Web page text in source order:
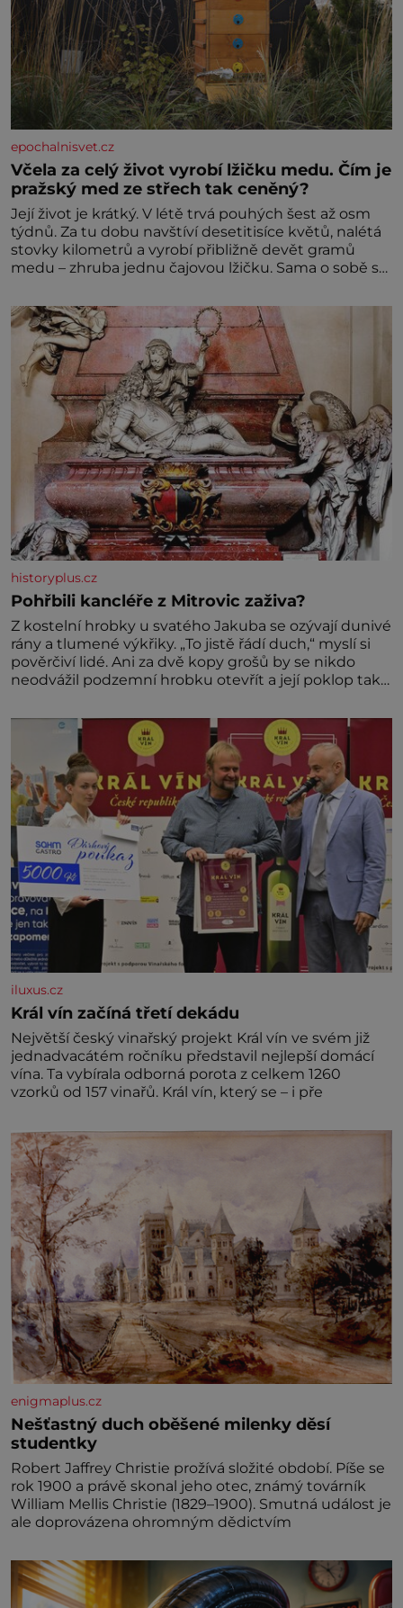
epochalnisvet.cz
Včela za celý život vyrobí lžičku medu. Čím je
pražský med ze střech tak ceněný?
Její život je krátký. V létě trvá pouhých šest až osm
týdnů. Za tu dobu navštíví desetitisíce květů, nalétá
stovky kilometrů a vyrobí přibližně devět gramů
medu – zhruba jednu čajovou lžičku. Sama o sobě se
dalšími desítkami tisíc příslušnic svého včelstva,
vznikne jeden z nejdokonalejších organismů
historyplus.cz
Pohřbili kancléře z Mitrovic zaživa?
Z kostelní hrobky u svatého Jakuba se ozývají dunivé
rány a tlumené výkřiky. „To jistě řádí duch,“ myslí si
pověrčiví lidé. Ani za dvě kopy grošů by se nikdo
neodvážil podzemní hrobku otevřít a její poklop tak
divné burácení skutečně ustane. Když o mnoho let
později hrobku
iluxus.cz
Král vín začíná třetí dekádu
Největší český vinařský projekt Král vín ve svém již
jednadvacátém ročníku představil nejlepší domácí
vína. Ta vybírala odborná porota z celkem 1260
vzorků od 157 vinařů. Král vín, který se – i pře
enigmaplus.cz
Nešťastný duch oběšené milenky děsí
studentky
Robert Jaffrey Christie prožívá složité období. Píše se
rok 1900 a právě skonal jeho otec, známý továrník
William Mellis Christie (1829–1900). Smutná událost je
ale doprovázena ohromným dědictvím